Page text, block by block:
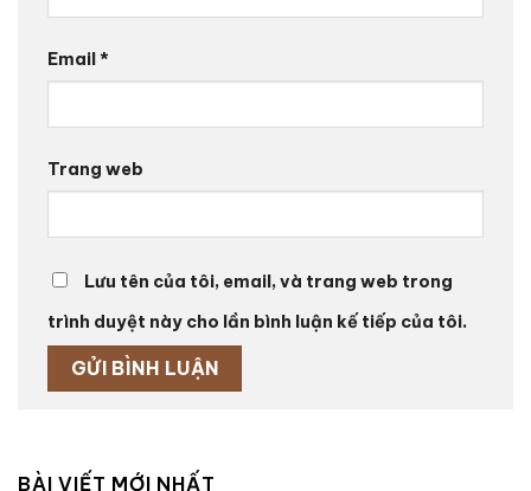
Email*
Trang web
Lưu tên của tôi, email, và trang web trong
trình duyệt này cho lần bình luận kế tiếp của tôi.
BÀI VIẾT MỚI NHẤT